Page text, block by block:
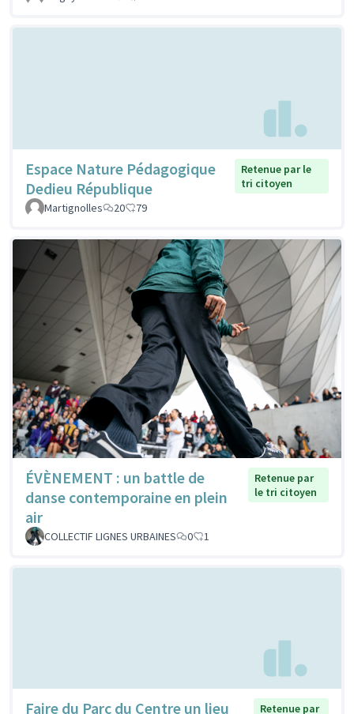
Espace Nature Pédagogique
Dedieu République
Retenue par le
tri citoyen
Martignolles
20 79
ÉVÈNEMENT : un battle de
danse contemporaine en plein
air
Retenue par
le tri citoyen
COLLECTIF LIGNES URBAINES 0 1
Faire du Parc du Centre un lieu
Retenue par